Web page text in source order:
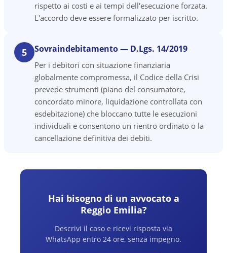
rispetto ai costi e ai tempi dell'esecuzione forzata.
L'accordo deve essere formalizzato per iscritto.
5 Sovraindebitamento — D.Lgs. 14/2019
Per i debitori con situazione finanziaria
globalmente compromessa, il Codice della Crisi
prevede strumenti (piano del consumatore,
concordato minore, liquidazione controllata con
esdebitazione) che bloccano tutte le esecuzioni
individuali e consentono un rientro ordinato o la
cancellazione definitiva dei debiti.
Hai bisogno di un avvocato a
Reggio Emilia?
Descrivi il caso e ricevi risposta via
WhatsApp entro 24 ore, senza impegno.